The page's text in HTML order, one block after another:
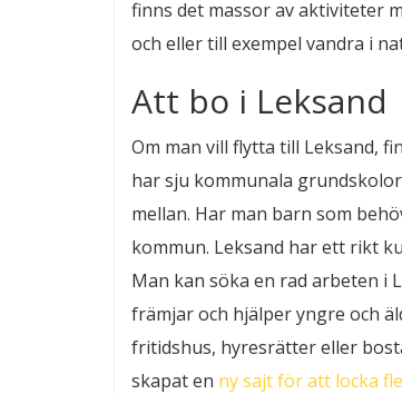
finns det massor av aktiviteter
och eller till exempel vandra i
Att bo i Leksand
Om man vill flytta till Leksand,
har sju kommunala
mellan. Har man barn som
kommun. Leksand har ett rikt
Man kan söka en rad arbeten i
främjar och hjälper yngre och
fritidshus, hyresrätter eller
skapat en ny sajt för att locka